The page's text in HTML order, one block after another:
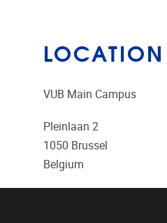
LOCATION
VUB Main Campus
Pleinlaan 2
1050 Brussel
Belgium